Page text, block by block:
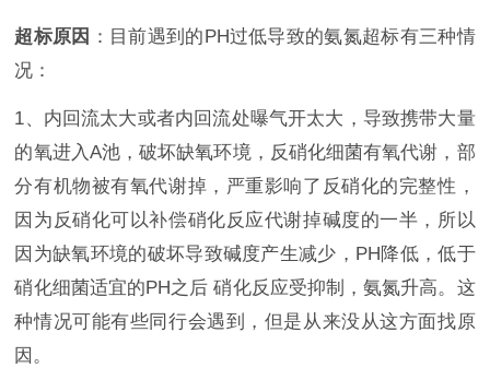
超标原因 ：目前遇到的PH过低导致的氨氮超标有三种情
况：
1、 内回流太大或者内回流处曝气开太大，导致携带大量
的氧进入A池，破坏缺氧环境，反硝化细菌有氧代谢，部
分有机物被有氧代谢掉，严重影响了反硝化的完整性，
因为反硝化可以补偿硝化反应代谢掉碱度的一半，所以
因为缺氧环境的破坏导致碱度产生减少，PH降低，低于
硝化细菌适宜的PH之后 硝化反应受抑制，氨氮升高。这
种情况可能有些同行会遇到，但是从来没从这方面找原
因。